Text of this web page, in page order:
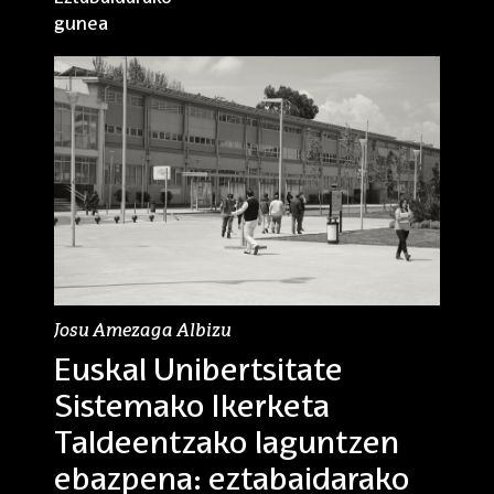
gunea
Josu Amezaga Albizu
Euskal Unibertsitate
Sistemako Ikerketa
Taldeentzako laguntzen
ebazpena: eztabaidarako